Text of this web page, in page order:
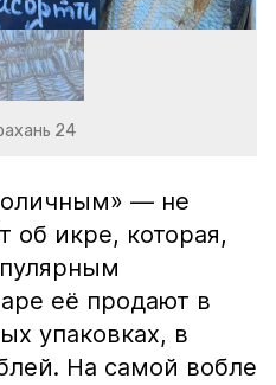
24
— не
об икре, которая,
её продают в
упаковках, в
На самой вобле